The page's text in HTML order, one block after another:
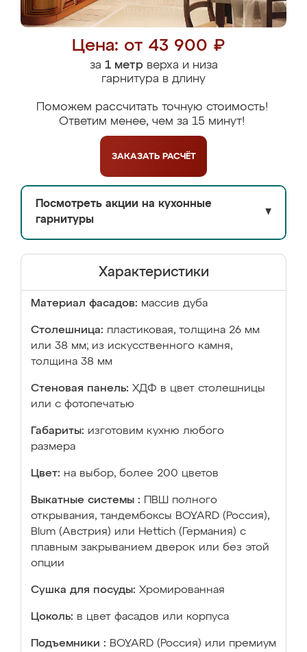
Цена: от 43 900 ₽
за 1 метрверха и низа
гарнитура в длину
Поможем рассчитать точную стоимость!
Ответим менее, чем за 15 минут!
ЗАКАЗАТЬ РАСЧЁТ
Посмотреть акции на кухонные
гарнитуры
▼
Характеристики
Материал фасадов: массив дуба
Столешница: пластиковая, толщина 26 мм
или 38 мм; из искусственного камня,
толщина 38 мм
Стеновая панель: ХДФ в цвет столешницы
или с фотопечатью
Габариты: изготовим кухню любого
размера
Цвет: на выбор, более 200 цветов
Выкатные системы :
ПВШ полного
открывания, тандембоксы BOYARD (Россия),
Blum (Австрия) или Hettich (Германия) с
плавным закрыванием дверок или без этой
опции
Сушка для посуды: Хромированная
Цоколь: в цвет фасадов или корпуса
Подъемники : BOYARD (Россия) или премиум